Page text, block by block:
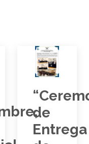
de
Entrega